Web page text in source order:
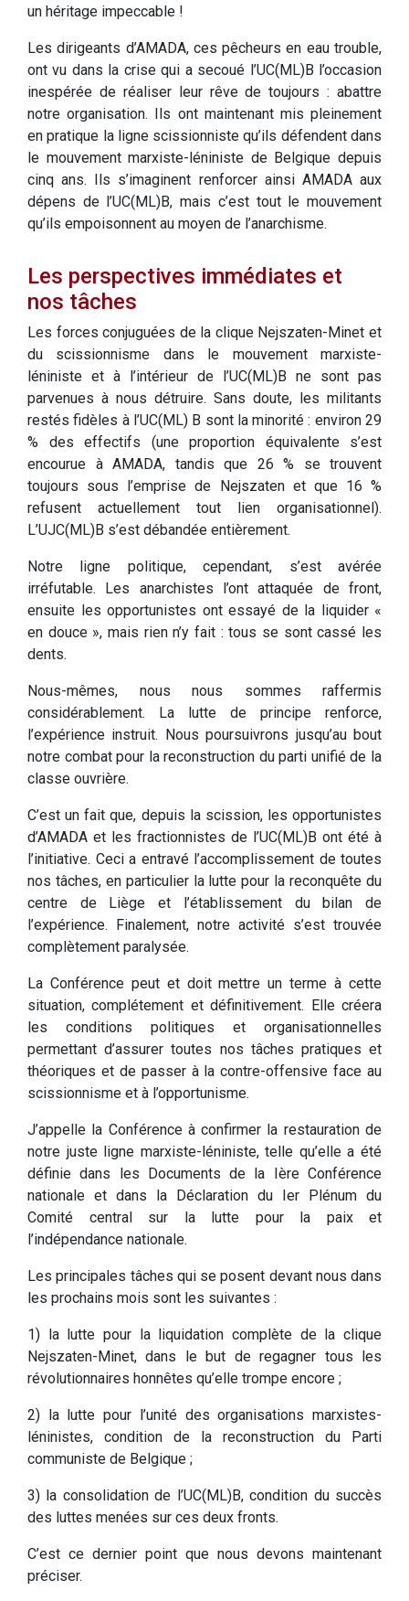
un héritage impeccable !
Les dirigeants d’AMADA, ces pêcheurs en eau trouble,
ont vu dans la crise qui a secoué l’UC(ML)B l’occasion
inespérée de réaliser leur rêve de toujours : abattre
notre organisation. Ils ont maintenant mis pleinement
en pratique la ligne scissionniste qu’ils défendent dans
le mouvement marxiste-léniniste de Belgique depuis
cinq ans. Ils s’imaginent renforcer ainsi AMADA aux
dépens de l’UC(ML)B, mais c’est tout le mouvement
qu’ils empoisonnent au moyen de l’anarchisme.
Les perspectives immédiates et
nos tâches
Les forces conjuguées de la clique Nejszaten-Minet et
du scissionnisme dans le mouvement marxiste-
léniniste et à l’intérieur de l’UC(ML)B ne sont pas
parvenues à nous détruire. Sans doute, les militants
restés fidèles à l’UC(ML) B sont la minorité : environ 29
% des effectifs (une proportion équivalente s’est
encourue à AMADA, tandis que 26 % se trouvent
toujours sous l’emprise de Nejszaten et que 16 %
refusent actuellement tout lien organisationnel).
L’UJC(ML)B s’est débandée entièrement.
Notre ligne politique, cependant, s’est avérée
irréfutable. Les anarchistes l’ont attaquée de front,
ensuite les opportunistes ont essayé de la liquider «
en douce », mais rien n’y fait : tous se sont cassé les
dents.
Nous-mêmes, nous nous sommes raffermis
considérablement. La lutte de principe renforce,
l’expérience instruit. Nous poursuivrons jusqu’au bout
notre combat pour la reconstruction du parti unifié de la
classe ouvrière.
C’est un fait que, depuis la scission, les opportunistes
d’AMADA et les fractionnistes de l’UC(ML)B ont été à
l’initiative. Ceci a entravé l’accomplissement de toutes
nos tâches, en particulier la lutte pour la reconquête du
centre de Liège et l’établissement du bilan de
l’expérience. Finalement, notre activité s’est trouvée
complètement paralysée.
La Conférence peut et doit mettre un terme à cette
situation, complétement et définitivement. Elle créera
les conditions politiques et organisationnelles
permettant d’assurer toutes nos tâches pratiques et
théoriques et de passer à la contre-offensive face au
scissionnisme et à l’opportunisme.
J’appelle la Conférence à confirmer la restauration de
notre juste ligne marxiste-léniniste, telle qu’elle a été
définie dans les Documents de la Ière Conférence
nationale et dans la Déclaration du Ier Plénum du
Comité central sur la lutte pour la paix et
l’indépendance nationale.
Les principales tâches qui se posent devant nous dans
les prochains mois sont les suivantes :
1) la lutte pour la liquidation complète de la clique
Nejszaten-Minet, dans le but de regagner tous les
révolutionnaires honnêtes qu’elle trompe encore ;
2) la lutte pour l’unité des organisations marxistes-
léninistes, condition de la reconstruction du Parti
communiste de Belgique ;
3) la consolidation de l’UC(ML)B, condition du succès
des luttes menées sur ces deux fronts.
C’est ce dernier point que nous devons maintenant
préciser.